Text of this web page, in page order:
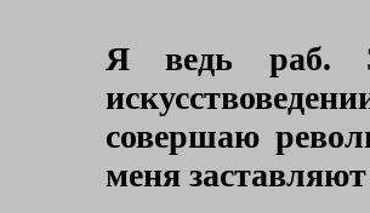
Я ведь раб.
совершаю
меня